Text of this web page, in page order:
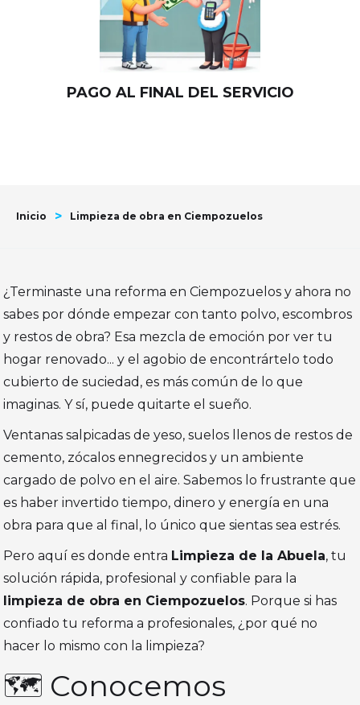
PAGO AL FINAL DEL SERVICIO
Inicio > Limpieza de obra en Ciempozuelos
¿Terminaste una reforma en Ciempozuelos y ahora no
sabes por dónde empezar con tanto polvo, escombros
y restos de obra? Esa mezcla de emoción por ver tu
hogar renovado... y el agobio de encontrártelo todo
cubierto de suciedad, es más común de lo que
imaginas. Y sí, puede quitarte el sueño.
Ventanas salpicadas de yeso, suelos llenos de restos de
cemento, zócalos ennegrecidos y un ambiente
cargado de polvo en el aire. Sabemos lo frustrante que
es haber invertido tiempo, dinero y energía en una
obra para que al final, lo único que sientas sea estrés.
Pero aquí es donde entra Limpieza de la Abuela, tu
solución rápida, profesional y confiable para la
limpieza de obra en Ciempozuelos. Porque si has
confiado tu reforma a profesionales, ¿por qué no
hacer lo mismo con la limpieza?
🗺️ Conocemos